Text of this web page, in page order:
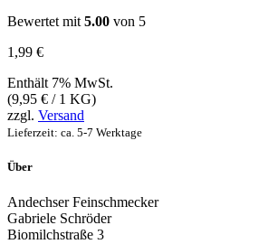
Bewertet mit 5.00 von 5
1,99 €
Enthält 7% MwSt.
(9,95 € / 1 KG)
zzgl. Versand
Lieferzeit: ca. 5-7 Werktage
Über
Andechser Feinschmecker
Gabriele Schröder
Biomilchstraße 3